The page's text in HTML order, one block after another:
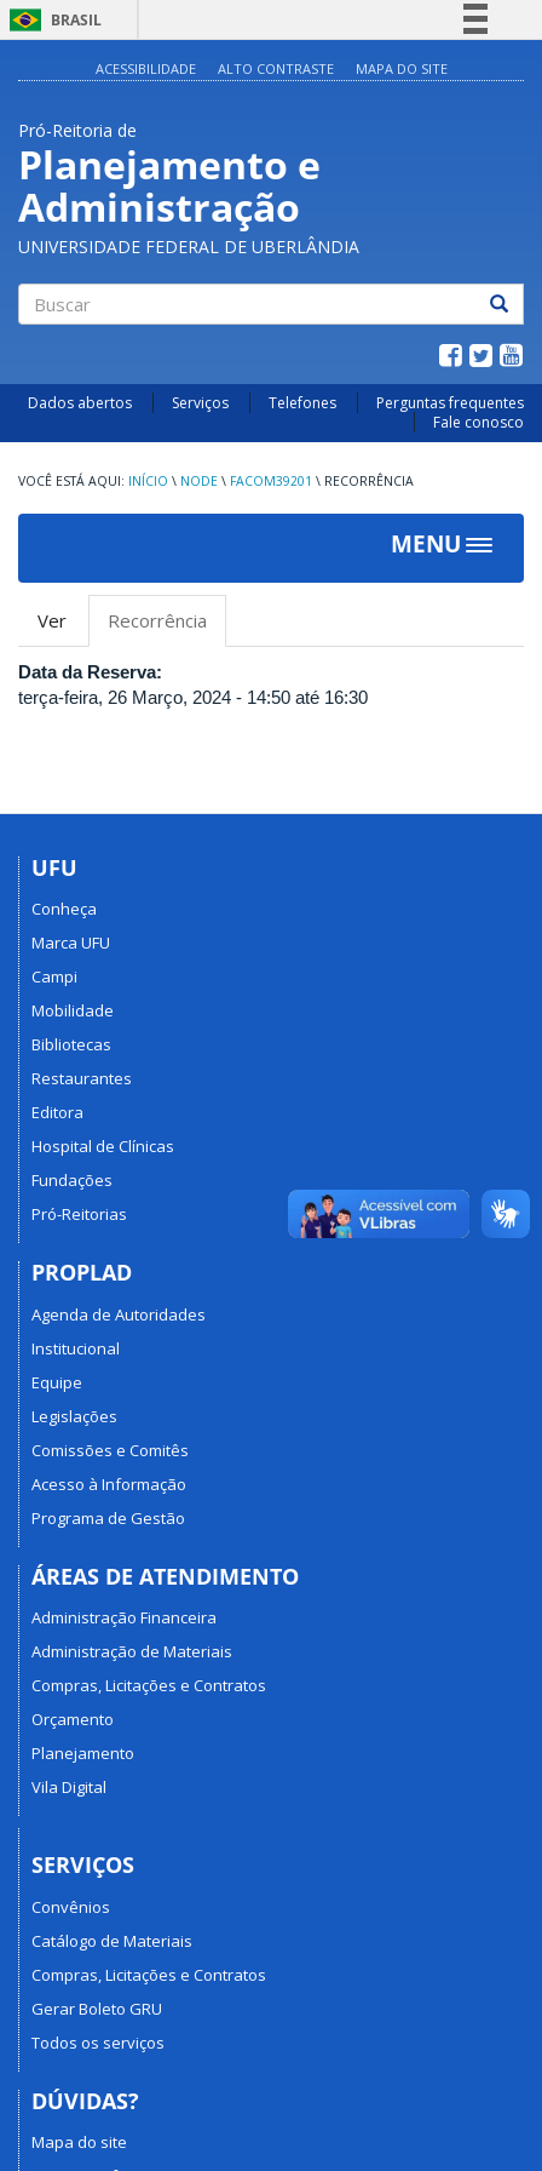
BRASIL
Acesso à informação
ACESSIBILIDADE ALTO CONTRASTE MAPA DO SITE
Pró-Reitoria de
Planejamento e
Administração
UNIVERSIDADE FEDERAL DE UBERLÂNDIA
Dados abertos Serviços Telefones
Perguntas frequentes
Fale conosco
INÍCIO \ NODE \ FACOM39201 \ RECORRÊNCIA
MENU
Toggle
Abas
primárias
Ver Recorrência
ativa)
Data da Reserva:
terça-feira, 26 Março, 2024 - 14:50 até 16:30
UFU
Conheça
Marca UFU
Campi
Mobilidade
Bibliotecas
Restaurantes
Editora
Hospital de Clínicas
Fundações
Pró-Reitorias
PROPLAD
Agenda de Autoridades
Institucional
Equipe
Legislações
Comissões e Comitês
Acesso à Informação
Programa de Gestão
ÁREAS DE ATENDIMENTO
Administração Financeira
Administração de Materiais
Compras, Licitações e Contratos
Orçamento
Planejamento
Vila Digital
SERVIÇOS
Convênios
Catálogo de Materiais
Compras, Licitações e Contratos
Gerar Boleto GRU
Todos os serviços
DÚVIDAS?
Mapa do site